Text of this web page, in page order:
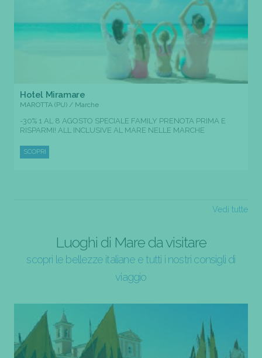
Hotel Miramare
MAROTTA (PU) / Marche
-30% 1 AL 8 AGOSTO SPECIALE FAMILY PRENOTA PRIMA E
RISPARMI! ALL INCLUSIVE AL MARE NELLE MARCHE
SCOPRI
Vedi tutte
Luoghi di Mare da visitare
scopri le bellezze italiane e tutti i nostri consigli di
viaggio